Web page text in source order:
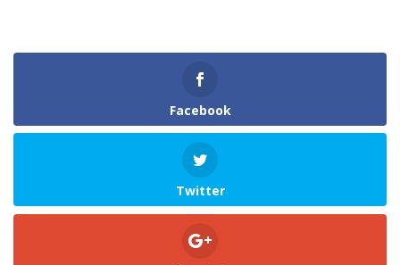
Facebook
Twitter